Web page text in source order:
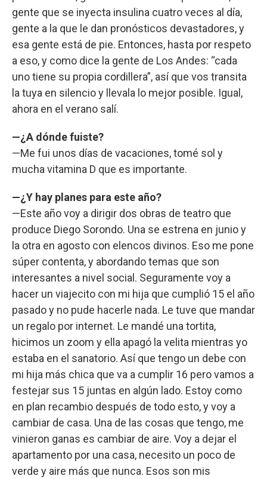
gente que se inyecta insulina cuatro veces al día,
gente a la que le dan pronósticos devastadores, y
esa gente está de pie. Entonces, hasta por respeto
a eso, y como dice la gente de Los Andes: “cada
uno tiene su propia cordillera”, así que vos transita
la tuya en silencio y llevala lo mejor posible. Igual,
ahora en el verano salí.
—¿A dónde fuiste?
—Me fui unos días de vacaciones, tomé sol y
mucha vitamina D que es importante.
—¿Y hay planes para este año?
—Este año voy a dirigir dos obras de teatro que
produce Diego Sorondo. Una se estrena en junio y
la otra en agosto con elencos divinos. Eso me pone
súper contenta, y abordando temas que son
interesantes a nivel social. Seguramente voy a
hacer un viajecito con mi hija que cumplió 15 el año
pasado y no pude hacerle nada. Le tuve que mandar
un regalo por internet. Le mandé una tortita,
hicimos un zoom y ella apagó la velita mientras yo
estaba en el sanatorio. Así que tengo un debe con
mi hija más chica que va a cumplir 16 pero vamos a
festejar sus 15 juntas en algún lado. Estoy como
en plan recambio después de todo esto, y voy a
cambiar de casa. Una de las cosas que tengo, me
vinieron ganas es cambiar de aire. Voy a dejar el
apartamento por una casa, necesito un poco de
verde y aire más que nunca. Esos son mis